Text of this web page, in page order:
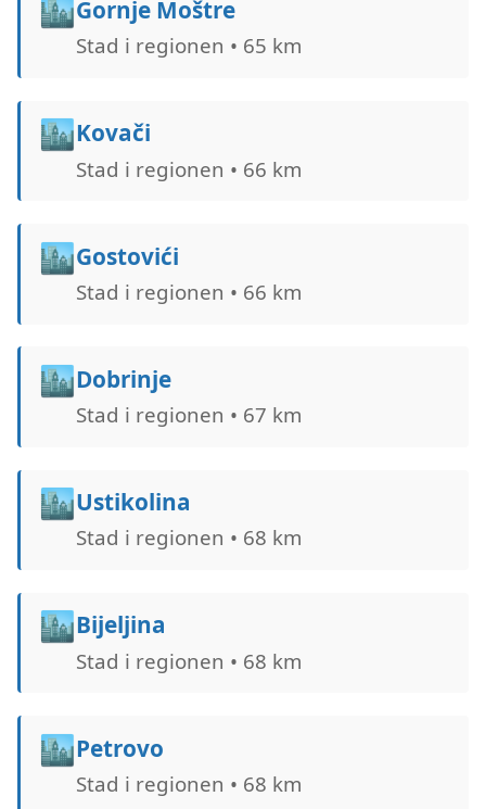
🏙️Gornje Moštre
Stad i regionen • 65 km
🏙️Kovači
Stad i regionen • 66 km
🏙️Gostovići
Stad i regionen • 66 km
🏙️Dobrinje
Stad i regionen • 67 km
🏙️Ustikolina
Stad i regionen • 68 km
🏙️Bijeljina
Stad i regionen • 68 km
🏙️Petrovo
Stad i regionen • 68 km